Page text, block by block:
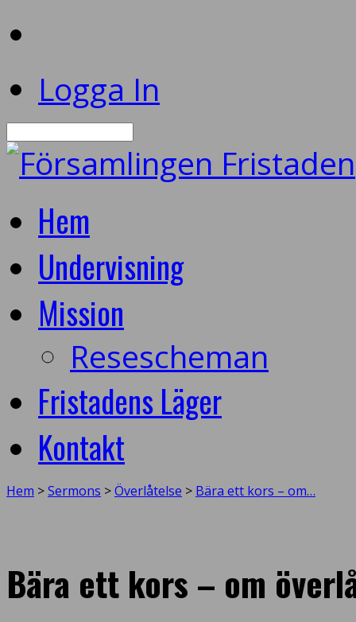
Logga In
Hem
Undervisning
Mission
Resescheman
Fristadens Läger
Kontakt
Hem >Sermons >Överlåtelse > Bära ett kors – om…
Bära ett kors – om